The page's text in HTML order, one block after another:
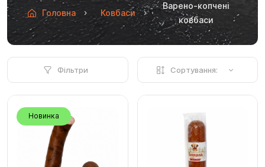
Головна Ковбаси
Варено-копчені
ковбаси
Фільтри Сортування:
Новинка